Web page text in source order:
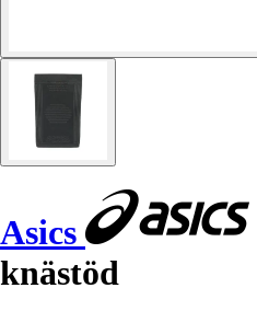
Asics
knästöd